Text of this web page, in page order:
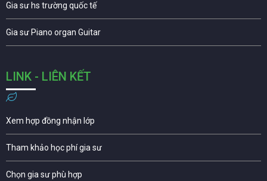
Gia sư hs trường quốc tế
Gia sư Piano organ Guitar
LINK - LIÊN KẾT
Xem hợp đồng nhận lớp
Tham khảo học phí gia sư
Chọn gia sư phù hợp